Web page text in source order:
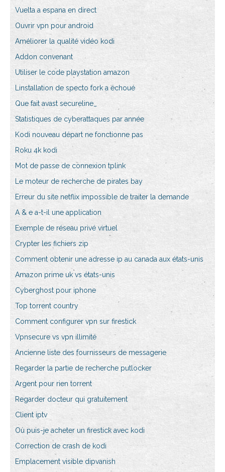
Vuelta a espana en direct
Ouvrir vpn pour android
Améliorer la qualité vidéo kodi
Addon convenant
Utiliser le code playstation amazon
Linstallation de specto fork a échoué
Que fait avast secureline_
Statistiques de cyberattaques par année
Kodi nouveau départ ne fonctionne pas
Roku 4k kodi
Mot de passe de connexion tplink
Le moteur de recherche de pirates bay
Erreur du site netflix impossible de traiter la demande
A & e a-t-il une application
Exemple de réseau privé virtuel
Crypter les fichiers zip
Comment obtenir une adresse ip au canada aux états-unis
Amazon prime uk vs états-unis
Cyberghost pour iphone
Top torrent country
Comment configurer vpn sur firestick
Vpnsecure vs vpn illimité
Ancienne liste des fournisseurs de messagerie
Regarder la partie de recherche putlocker
Argent pour rien torrent
Regarder docteur qui gratuitement
Client iptv
Où puis-je acheter un firestick avec kodi
Correction de crash de kodi
Emplacement visible dipvanish